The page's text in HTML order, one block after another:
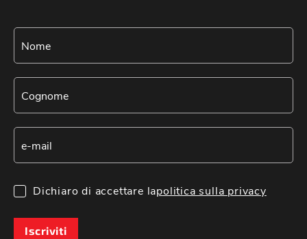
Dichiaro di accettare lapolitica sulla privacy
Iscriviti